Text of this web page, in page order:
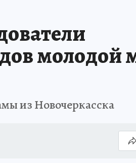
из Новочеркасска